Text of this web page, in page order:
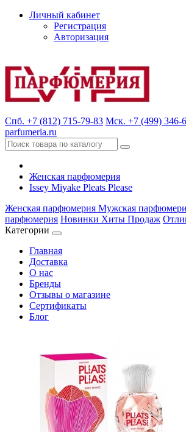
Личный кабинет
Регистрация
Авторизация
Спб. +7 (812) 715-79-83 Мск. +7 (499) 346-
parfumeria.ru
Женская парфюмерия
Issey Miyake Pleats Please
Женская парфюмерия Мужская
парфюмерия Новинки Хиты Продаж
Категории
Главная
Доставка
О нас
Бренды
Отзывы о магазине
Сертификаты
Блог